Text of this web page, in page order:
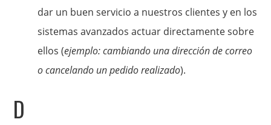
dar un buen servicio a nuestros clientes y en los
sistemas avanzados actuar directamente sobre
ellos (ejemplo: cambiando una dirección de correo
o cancelando un pedido realizado).
D